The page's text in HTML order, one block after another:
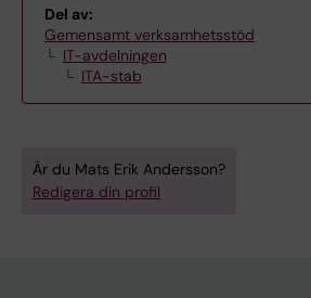
Del av:
Gemensamt verksamhetsstöd
IT-avdelningen
ITA-stab
Är du Mats Erik Andersson?
Redigera din profil